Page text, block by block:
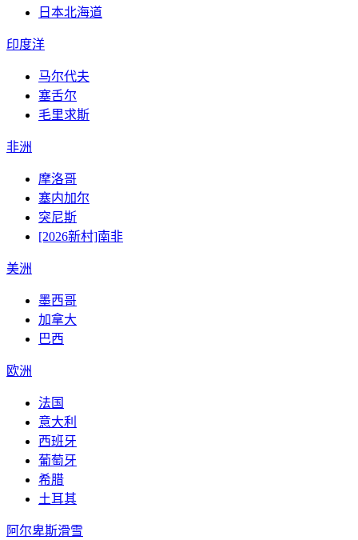
日本北海道
印度洋
马尔代夫
塞舌尔
毛里求斯
非洲
摩洛哥
塞内加尔
突尼斯
[2026新村]南非
美洲
墨西哥
加拿大
巴西
欧洲
法国
意大利
西班牙
葡萄牙
希腊
土耳其
阿尔卑斯滑雪